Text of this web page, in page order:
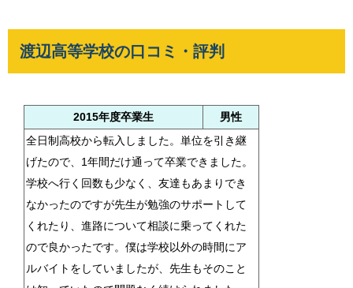
渡辺高等学校の口コミ・評判
2015年度卒業生
男性
全日制高校から転入しました。単位を引き継
げたので、1年間だけ通って卒業できました。
学校へ行く回数も少なく、友達もあまりでき
なかったのですが先生が勉強のサポートして
くれたり、進路について相談に乗ってくれた
ので良かったです。僕は学校以外の時間にア
ルバイトをしていましたが、先生もそのこと